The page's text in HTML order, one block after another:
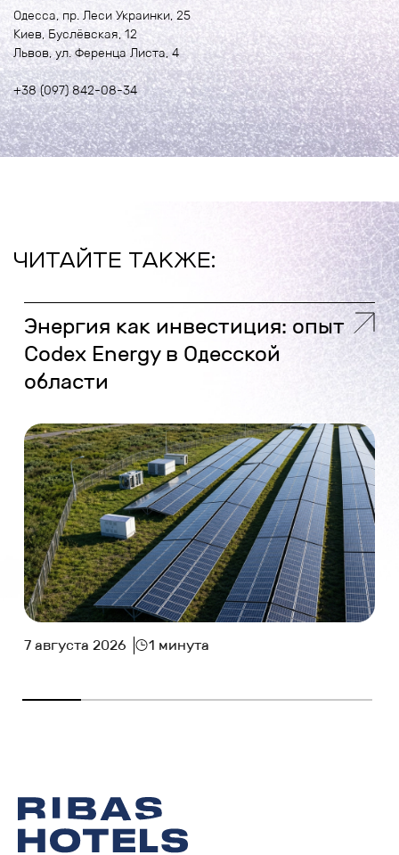
Одесса, пр. Леси Украинки, 25
Киев, Буслёвская, 12
Львов, ул. Ференца Листа, 4
+38 (097) 842-08-34
ЧИТАЙТЕ ТАКЖЕ:
Энергия как инвестиция: опыт
Codex Energy в Одесской
области
7 августа 2026 1 минута